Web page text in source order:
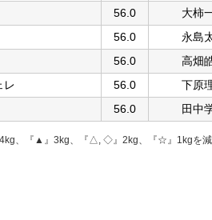
56.0
大柿
56.0
永島
56.0
高畑
レ 56.0
下原
56.0 田中
、『▲』3kg、『△, ◇』2kg、『☆』1kgを